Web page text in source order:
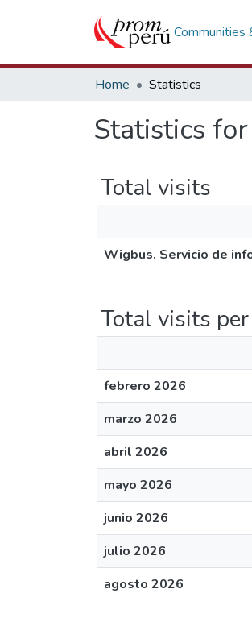
Communities
Home Statistics
Statistics
Total visits
Wigbus. Servicio de
Total visits
febrero 2026
marzo 2026
abril 2026
mayo 2026
junio 2026
julio 2026
agosto 2026